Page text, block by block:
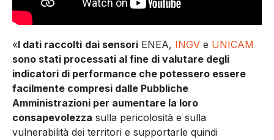
«I dati raccolti dai sensori ENEA, INGV e UNICAM
sono stati processati al fine di valutare degli
indicatori di performance che potessero essere
facilmente compresi dalle Pubbliche
Amministrazioni per aumentare la loro
consapevolezza sulla pericolosità e sulla
vulnerabilità dei territori e supportarle quindi